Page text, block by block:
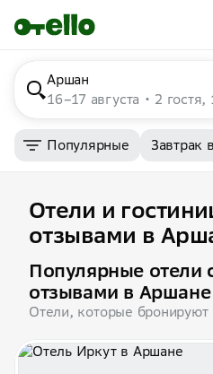
Аршан
16–17 августа
2
Популярные Завтрак
Отели и
отзывами в
Популярные отели
отзывами в Аршане
Отели, которые бронируют